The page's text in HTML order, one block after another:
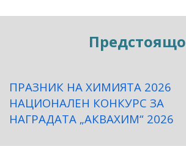
Предстоящо
ПРАЗНИК НА ХИМИЯТА 2026
НАЦИОНАЛЕН КОНКУРС ЗА
НАГРАДАТА „АКВАХИМ“ 2026